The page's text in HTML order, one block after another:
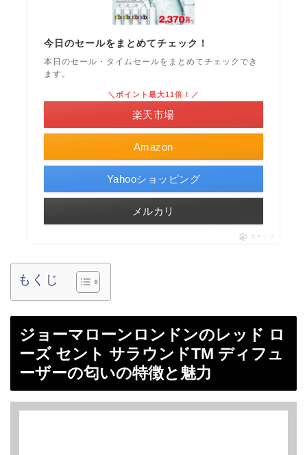
今日のセールをまとめてチェック！
本日のセール・タイムセールをまとめてチェックでき
ます。
Amazon
＼ポイント最大11倍！／
楽天市場
Yahooショッピング
メルカリ
ポチップ
もくじ
ジョーマローンロンドンのレッド ロ
ーズ セント サラウンドTM ディフュ
ーザーの匂いの特徴と魅力